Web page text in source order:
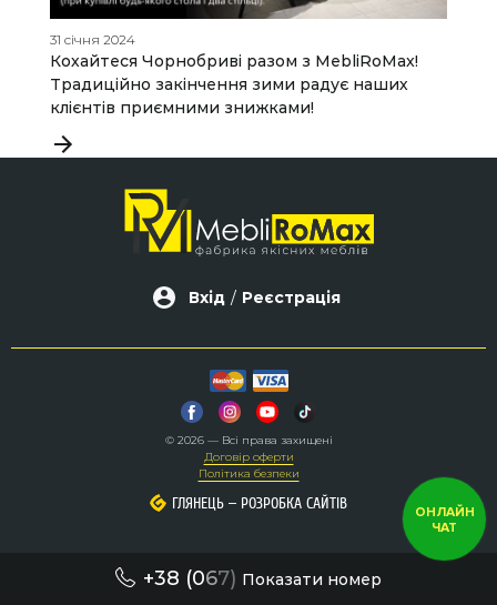
+38 (067) Показати номер
31 січня 2024
Кохайтеся Чорнобриві разом з MebliRoMax!
Традиційно закінчення зими радує наших
клієнтів приємними знижками!
Вхід / Реєстрація
© 2026 — Всі права захищені
Договір оферти
Політика безпеки
ГЛЯНЕЦЬ – РОЗРОБКА САЙТІВ
ГЛЯНЕЦЬ – РОЗРОБКА САЙТІВ
ОНЛАЙН
ЧАТ